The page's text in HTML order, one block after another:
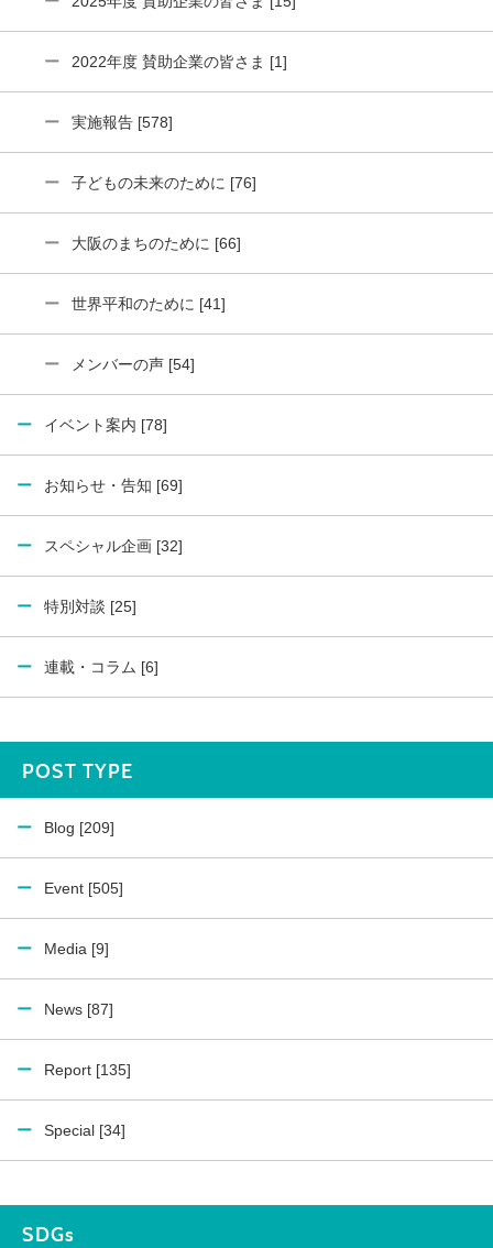
2022年度 賛助企業の皆さま [1]
実施報告 [578]
子どもの未来のために [76]
大阪のまちのために [66]
世界平和のために [41]
メンバーの声 [54]
イベント案内 [78]
お知らせ・告知 [69]
スペシャル企画 [32]
特別対談 [25]
連載・コラム [6]
POST TYPE
Blog [209]
Event [505]
Media [9]
News [87]
Report [135]
Special [34]
SDGs